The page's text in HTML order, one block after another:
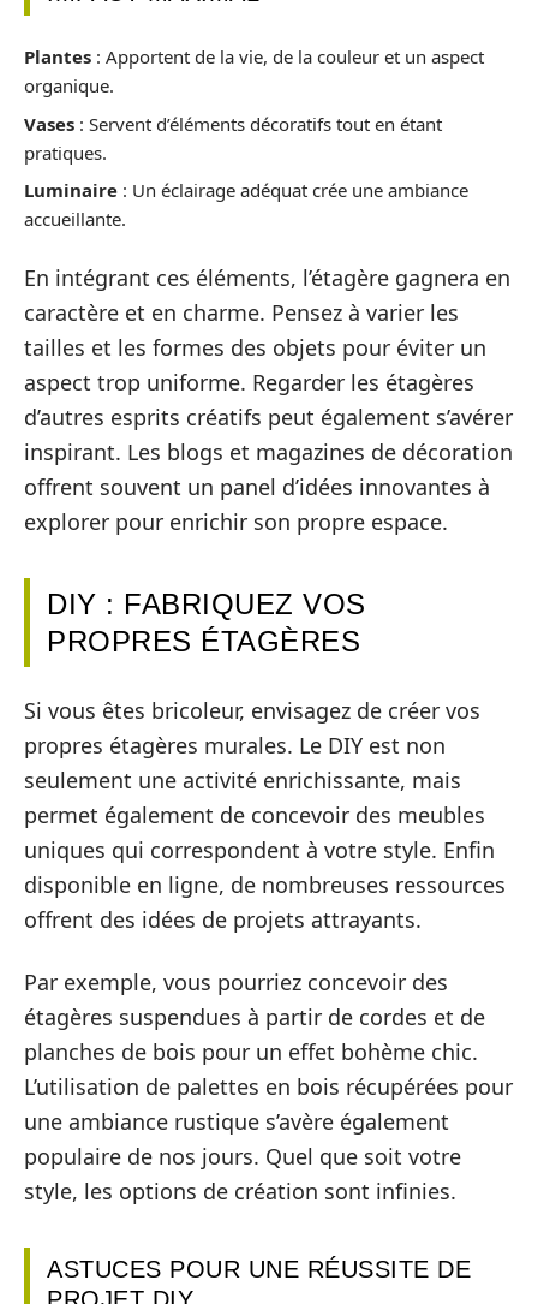
Plantes : Apportent de la vie, de la couleur et un aspect
organique.
Vases : Servent d’éléments décoratifs tout en étant
pratiques.
Luminaire : Un éclairage adéquat crée une ambiance
accueillante.
En intégrant ces éléments, l’étagère gagnera en
caractère et en charme. Pensez à varier les
tailles et les formes des objets pour éviter un
aspect trop uniforme. Regarder les étagères
d’autres esprits créatifs peut également s’avérer
inspirant. Les blogs et magazines de décoration
offrent souvent un panel d’idées innovantes à
explorer pour enrichir son propre espace.
DIY : FABRIQUEZ VOS
PROPRES ÉTAGÈRES
Si vous êtes bricoleur, envisagez de créer vos
propres étagères murales. Le DIY est non
seulement une activité enrichissante, mais
permet également de concevoir des meubles
uniques qui correspondent à votre style. Enfin
disponible en ligne, de nombreuses ressources
offrent des idées de projets attrayants.
Par exemple, vous pourriez concevoir des
étagères suspendues à partir de cordes et de
planches de bois pour un effet bohème chic.
L’utilisation de palettes en bois récupérées pour
une ambiance rustique s’avère également
populaire de nos jours. Quel que soit votre
style, les options de création sont infinies.
ASTUCES POUR UNE RÉUSSITE DE
PROJET DIY